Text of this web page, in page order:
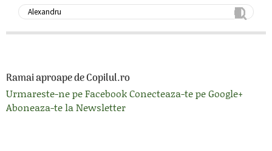
Ramai aproape de Copilul.ro
Urmareste-ne pe FacebookConecteaza-te pe Google+
Aboneaza-te la Newsletter